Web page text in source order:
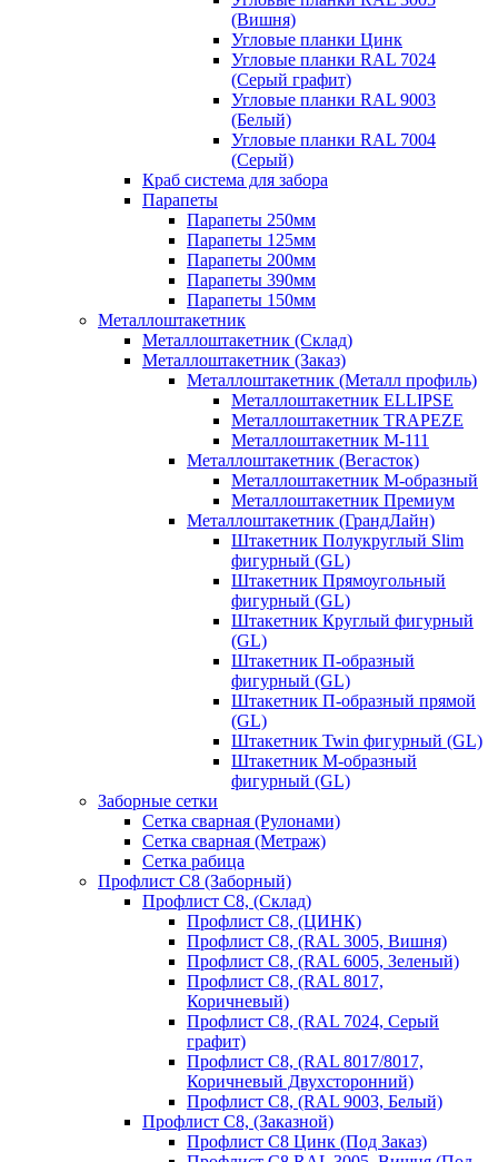
(Вишня)
Угловые планки Цинк
Угловые планки RAL 7024
(Серый графит)
Угловые планки RAL 9003
(Белый)
Угловые планки RAL 7004
(Серый)
Краб система для забора
Парапеты
Парапеты 250мм
Парапеты 125мм
Парапеты 200мм
Парапеты 390мм
Парапеты 150мм
Металлоштакетник
Металлоштакетник (Склад)
Металлоштакетник (Заказ)
Металлоштакетник (Металл профиль)
Металлоштакетник ELLIPSE
Металлоштакетник TRAPEZE
Металлоштакетник М-111
Металлоштакетник (Вегасток)
Металлоштакетник М-образный
Металлоштакетник Премиум
Металлоштакетник (ГрандЛайн)
Штакетник Полукруглый Slim
фигурный (GL)
Штакетник Прямоугольный
фигурный (GL)
Штакетник Круглый фигурный
(GL)
Штакетник П-образный
фигурный (GL)
Штакетник П-образный прямой
(GL)
Штакетник Twin фигурный (GL)
Штакетник М-образный
фигурный (GL)
Заборные сетки
Сетка сварная (Рулонами)
Сетка сварная (Метраж)
Сетка рабица
Профлист С8 (Заборный)
Профлист С8, (Склад)
Профлист С8, (ЦИНК)
Профлист С8, (RAL 3005, Вишня)
Профлист С8, (RAL 6005, Зеленый)
Профлист С8, (RAL 8017,
Коричневый)
Профлист С8, (RAL 7024, Серый
графит)
Профлист С8, (RAL 8017/8017,
Коричневый Двухсторонний)
Профлист С8, (RAL 9003, Белый)
Профлист С8, (Заказной)
Профлист С8 Цинк (Под Заказ)